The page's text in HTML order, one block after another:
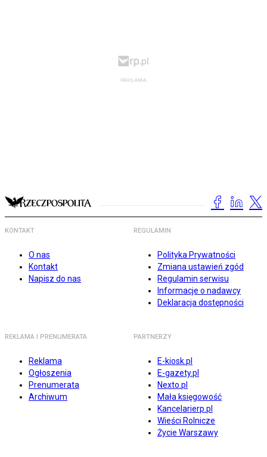
KONTAKT
O nas
Kontakt
Napisz do nas
REGULAMIN
Polityka Prywatności
Zmiana ustawień zgód
Regulamin serwisu
Informacje o nadawcy
Deklaracja dostępności
REKLAMA I PRENUMERATA
Reklama
Ogłoszenia
Prenumerata
Archiwum
PARTNERZY
E-kiosk.pl
E-gazety.pl
Nexto.pl
Mała księgowość
Kancelarierp.pl
Wieści Rolnicze
Życie Warszawy